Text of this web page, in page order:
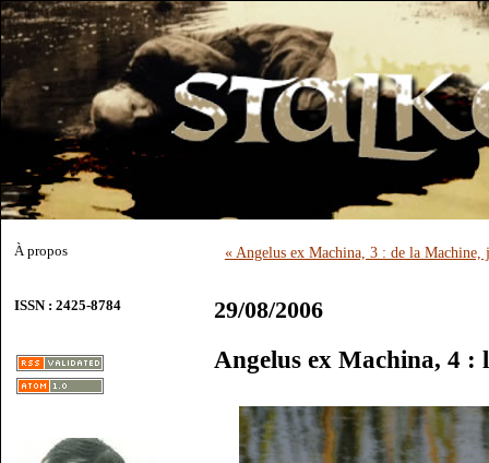
À propos
ISSN : 2425-8784
« Angelus ex Machina, 3 : de la Machine,
29/08/2006
Angelus ex Machina, 4 :